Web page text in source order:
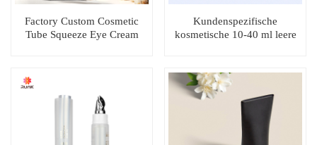
Factory Custom Cosmetic
Tube Squeeze Eye Cream
Kundenspezifische
kosmetische 10-40 ml leere